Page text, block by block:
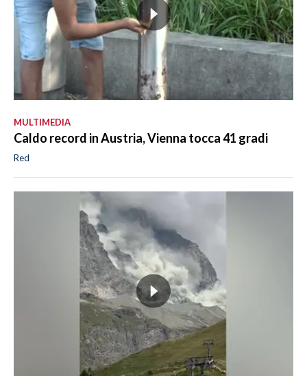
MULTIMEDIA
Caldo record in Austria, Vienna tocca 41 gradi
Red